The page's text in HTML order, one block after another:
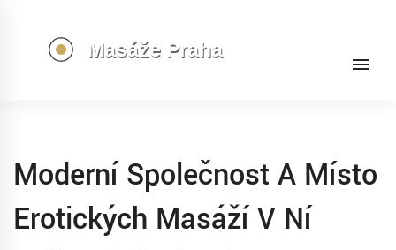
Moderní Společnost A Místo
Erotických Masáží V Ní